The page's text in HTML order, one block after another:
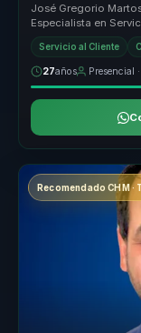
José Gregorio
Especialista en
Más Pequeño'...
Servicio al Cliente
27años Presencial
Recomendado CHM ·